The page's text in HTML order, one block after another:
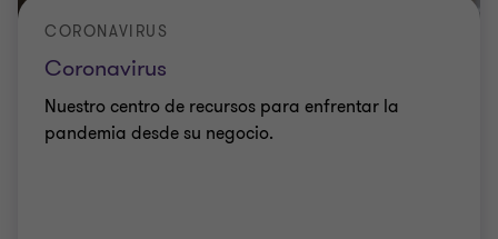
Coronavirus
CORONAVIRUS
Nuestro centro de recursos para enfrentar la
pandemia desde su negocio.